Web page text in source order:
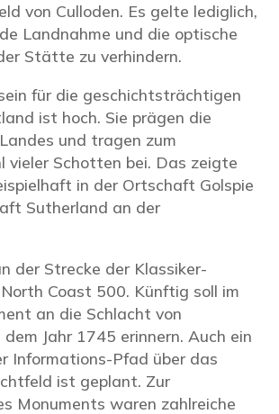
von Culloden. Es gelte lediglich,
Landnahme und die optische
Stätte zu verhindern.
für die geschichtsträchtigen
ist hoch. Sie prägen die
und tragen zum
vieler Schotten bei. Das zeigte
in der Ortschaft Golspie
Sutherland an der
der Strecke der Klassiker-
Coast 500. Künftig soll im
an die Schlacht von
Jahr 1745 erinnern. Auch ein
Informations-Pfad über das
ist geplant. Zur
Monuments waren zahlreiche